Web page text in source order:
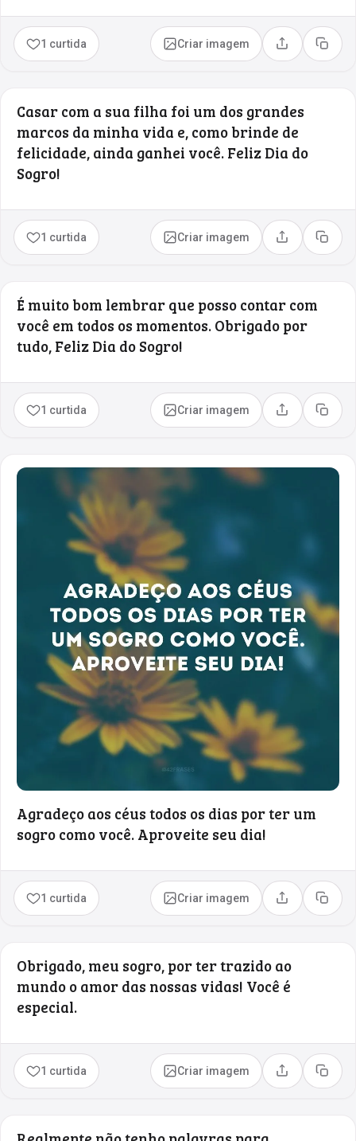
1 curtida Criar imagem Compartilhar
Copiar
Casar com a sua filha foi um dos grandes
marcos da minha vida e, como brinde de
felicidade, ainda ganhei você. Feliz Dia do
Sogro!
1 curtida Criar imagem Compartilhar
Copiar
É muito bom lembrar que posso contar com
você em todos os momentos. Obrigado por
tudo, Feliz Dia do Sogro!
1 curtida Criar imagem Compartilhar
Copiar
Agradeço aos céus todos os dias por ter um
sogro como você. Aproveite seu dia!
1 curtida Criar imagem Compartilhar
Copiar
Obrigado, meu sogro, por ter trazido ao
mundo o amor das nossas vidas! Você é
especial.
1 curtida Criar imagem Compartilhar
Copiar